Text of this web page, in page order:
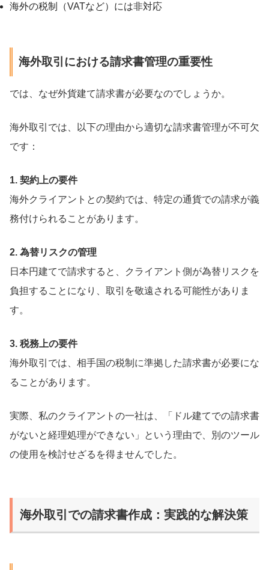
海外の税制（VATなど）には非対応
海外取引における請求書管理の重要性
では、なぜ外貨建て請求書が必要なのでしょうか。
海外取引では、以下の理由から適切な請求書管理が不可欠
です：
1. 契約上の要件
海外クライアントとの契約では、特定の通貨での請求が義
務付けられることがあります。
2. 為替リスクの管理
日本円建てで請求すると、クライアント側が為替リスクを
負担することになり、取引を敬遠される可能性がありま
す。
3. 税務上の要件
海外取引では、相手国の税制に準拠した請求書が必要にな
ることがあります。
実際、私のクライアントの一社は、「ドル建てでの請求書
がないと経理処理ができない」という理由で、別のツール
の使用を検討せざるを得ませんでした。
海外取引での請求書作成：実践的な解決策